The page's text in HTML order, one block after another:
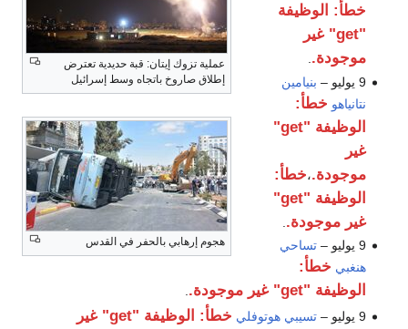
عملية تزوك إيتان: قبة حديدية تعترض
إطلاق صاروخ باتجاه وسط إسرائيل
هجوم إرهابي بالحفر في القدس
خطأ: الوظيفة
"get" غير
موجودة..
9 يوليو –
بنيامين
نتانياهو خطأ:
الوظيفة "get"
غير
موجودة.،خطأ:
الوظيفة "get"
غير موجودة.
9 يوليو –
تساحي
هنغبي خطأ:
الوظيفة "get" غير موجودة.
.
9 يوليو –
تسيبي هوتوفلي
خطأ: الوظيفة "get" غير